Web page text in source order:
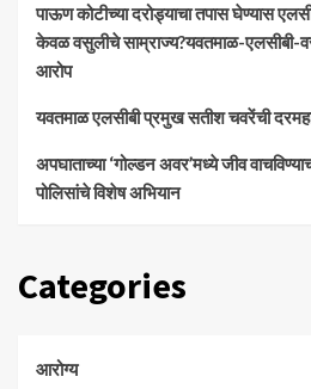
पाऊण कोटीच्या दरोड्याचा तपास घेण्यास
केवळ वसुलीचे साम्राज्य?यवतमाळ-एलसीबी-
आरोप
यवतमाळ एलसीबी प्रमुख सतीश चवरेंची
अपघाताच्या ‘गोल्डन अवर’मध्ये जीव
पोलिसांचे विशेष अभियान
Categories
आरोग्य